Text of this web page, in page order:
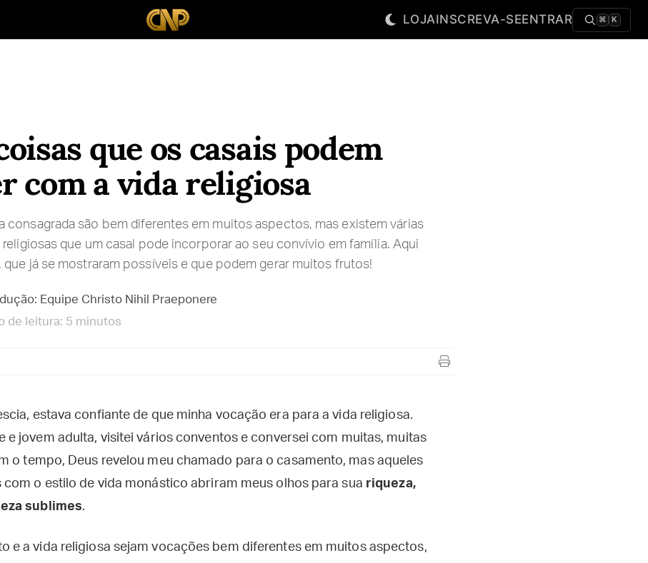
LOJAINSCREVA-SEENTRAR ⌘ K
que os casais podem
com a vida religiosa
consagrada são bem diferentes em muitos aspectos, mas existem várias
que um casal pode incorporar ao seu convívio em família. Aqui
que já se mostraram possíveis e que podem gerar muitos frutos!
Equipe Christo Nihil Praeponere
de leitura: 5 minutos
estava confiante de que minha vocação era para a vida religiosa.
e jovem adulta, visitei vários conventos e conversei com muitas, muitas
o tempo, Deus revelou meu chamado para o casamento, mas aqueles
o estilo de vida monástico abriram meus olhos para sua riqueza,
sublimes.
e a vida religiosa sejam vocações bem diferentes em muitos aspectos,